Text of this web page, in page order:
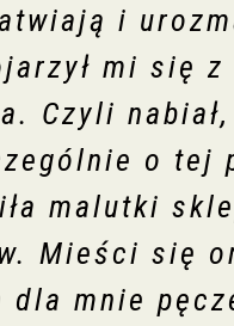
i
mi się
Czyli
o tej
malutki
Mieści się
dla mnie